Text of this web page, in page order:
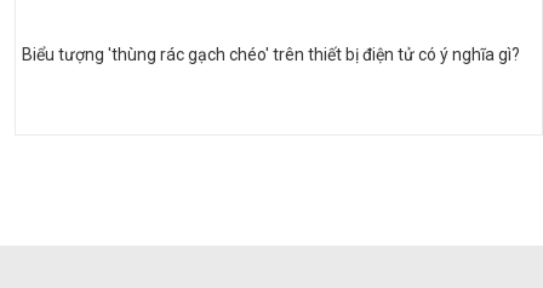
Biểu tượng 'thùng rác gạch chéo' trên thiết bị điện tử có ý nghĩa gì?